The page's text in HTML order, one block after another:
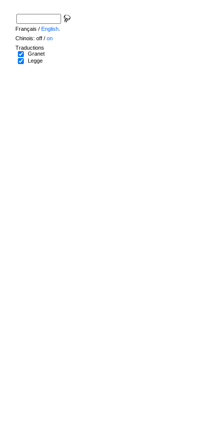
Français / English
Chinois: off / on
Traductions
Granet
Legge